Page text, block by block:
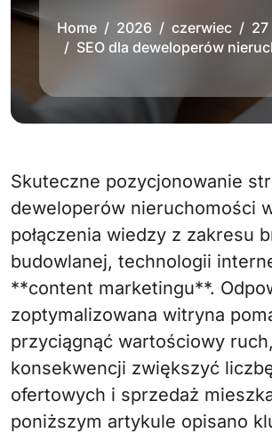
Home 2026 czerwiec
27
SEO dla deweloperów
Skuteczne pozycjonowanie stron
deweloperów nieruchomości
połączenia wiedzy z zakresu
budowlanej, technologii
**content marketingu**.
zoptymalizowana witryna
przyciągnąć wartościowy
konsekwencji zwiększyć
ofertowych i sprzedaż
poniższym artykule opisano